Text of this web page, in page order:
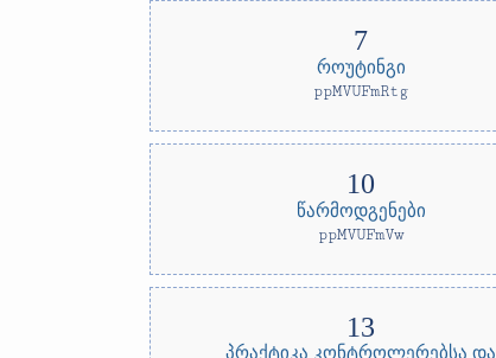
როუტინგი
ppMVUFmRtg
წარმოდგენები
ppMVUFmVw
პრაქტიკა კონტროლერებსა და